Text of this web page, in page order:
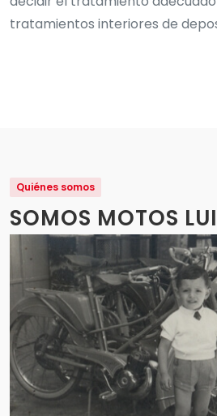
tratamientos interiores de
Quiénes somos
SOMOS MOTOS